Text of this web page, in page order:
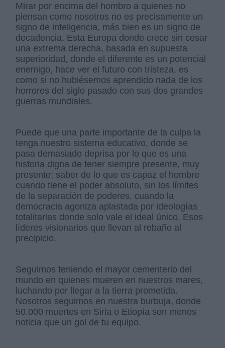
Mirar por encima del hombro a quienes no
piensan como nosotros no es precisamente un
signo de inteligencia, más bien es un signo de
decadencia. Esta Europa donde crece sin cesar
una extrema derecha, basada en supuesta
superioridad, donde el diferente es un potencial
enemigo, hace ver el futuro con tristeza, es
como si no hubiésemos aprendido nada de los
horrores del siglo pasado con sus dos grandes
guerras mundiales.
Puede que una parte importante de la culpa la
tenga nuestro sistema educativo, donde se
pasa demasiado deprisa por lo que es una
historia digna de tener siempre presente, muy
presente: saber de lo que es capaz el hombre
cuando tiene el poder absoluto, sin los límites
de la separación de poderes, cuando la
democracia agoniza aplastada por ideologías
totalitarias donde solo vale el ideal único. Esos
líderes visionarios que llevan al rebaño al
precipicio.
Seguimos teniendo el mayor cementerio del
mundo en quienes mueren en nuestros mares,
luchando por llegar a la tierra prometida.
Nosotros seguimos en nuestra burbuja, donde
50.000 muertes en Siria o Etiopía son menos
noticia que un gol de tu equipo.